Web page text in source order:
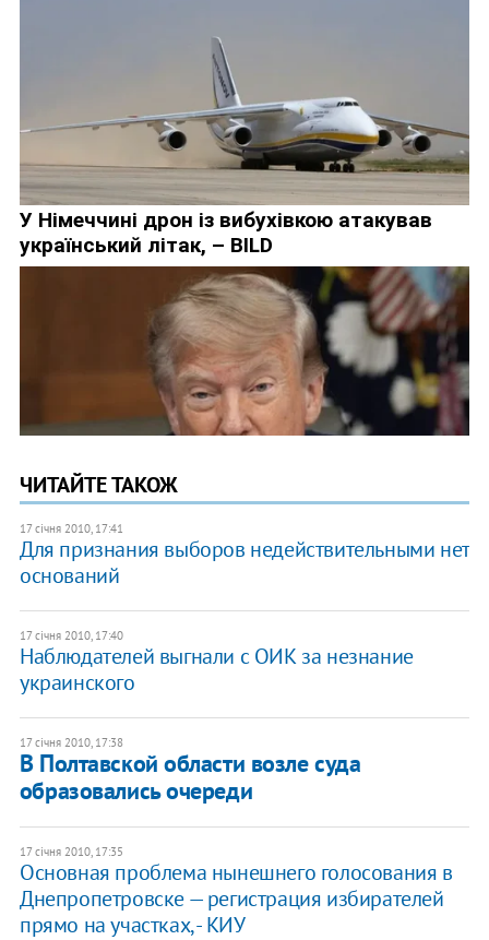
ЧИТАЙТЕ ТАКОЖ
17 січня 2010, 17:41
Для признания выборов недействительными нет
оснований
17 січня 2010, 17:40
Наблюдателей выгнали с ОИК за незнание
украинского
17 січня 2010, 17:38
В Полтавской области возле суда
образовались очереди
17 січня 2010, 17:35
Основная проблема нынешнего голосования в
Днепропетровске — регистрация избирателей
прямо на участках, - КИУ